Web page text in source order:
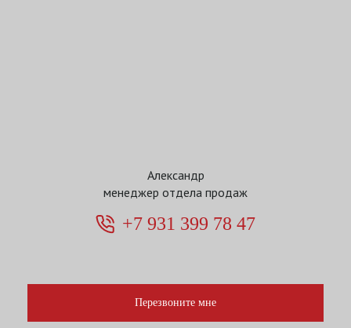
Александр
менеджер отдела продаж
+7 931 399 78 47
Перезвоните мне